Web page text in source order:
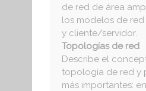
de red de área
los modelos de
y cliente/servidor.
Topologías de red
Describe el
topología de red y
más importantes: